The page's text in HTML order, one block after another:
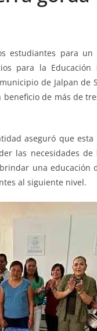
estudiantes para
para la
de Jalpan de
de más de
aseguró que
las necesidades
una educación
al siguiente nivel.